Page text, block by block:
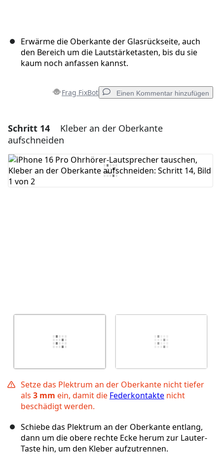
Erwärme die Oberkante der Glasrückseite, auch
den Bereich um die Lautstärketasten, bis du sie
kaum noch anfassen kannst.
Frag FixBot Einen Kommentar hinzufügen
Einen Kommentar hinzufügen
Kommentar hinzufügen
Schritt 14
Kleber an der Oberkante
aufschneiden
Setze das Plektrum an der Oberkante nicht tiefer
als 3 mm ein, damit die Federkontakte nicht
beschädigt werden.
Schiebe das Plektrum an der Oberkante entlang,
dann um die obere rechte Ecke herum zur Lauter-
Taste hin, um den Kleber aufzutrennen.